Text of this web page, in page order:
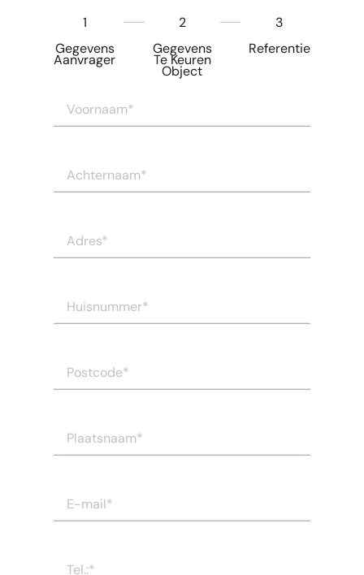
1
Gegevens
Aanvrager
2
Gegevens
Te Keuren
Object
3
Referentie